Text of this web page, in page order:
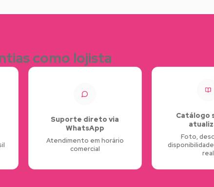
como lojista
Suporte direto via
WhatsApp
Atendimento em horário
comercial
Catálogo
Foto,
real